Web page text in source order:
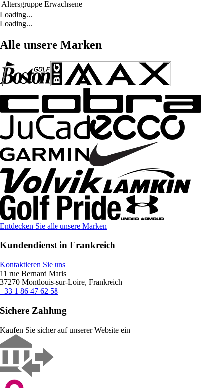
Altersgruppe Erwachsene
Loading...
Loading...
Alle unsere Marken
Entdecken Sie alle unsere Marken
Kundendienst in Frankreich
Kontaktieren Sie uns
11 rue Bernard Maris
37270 Montlouis-sur-Loire, Frankreich
+33 1 86 47 62 58
Sichere Zahlung
Kaufen Sie sicher auf unserer Website ein